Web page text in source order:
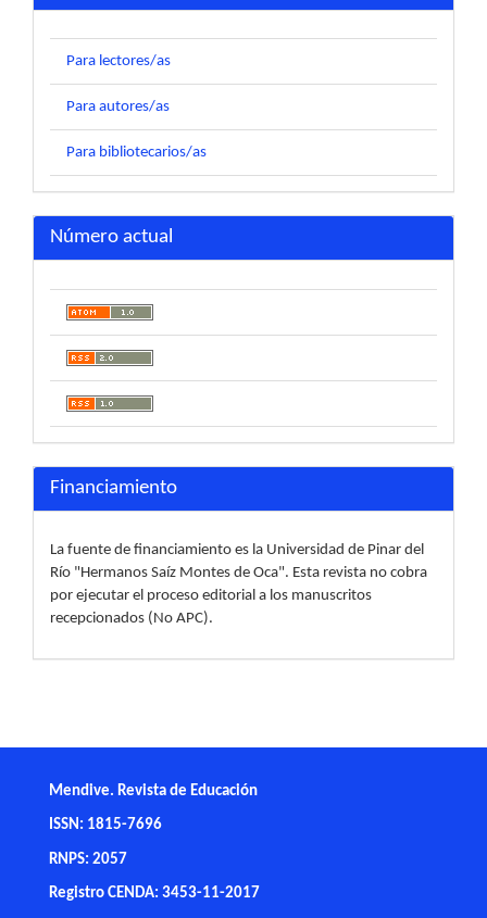
Para lectores/as
Para autores/as
Para bibliotecarios/as
Número actual
Financiamiento
La fuente de financiamiento es la Universidad de Pinar del
Río "Hermanos Saíz Montes de Oca". Esta revista no cobra
por ejecutar el proceso editorial a los manuscritos
recepcionados (No APC).
Mendive. Revista de Educación
ISSN: 1815-7696
RNPS: 2057
Registro CENDA: 3453-11-2017